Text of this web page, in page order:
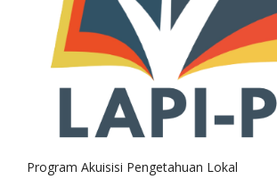
Program Akuisisi Pengetahuan Lokal